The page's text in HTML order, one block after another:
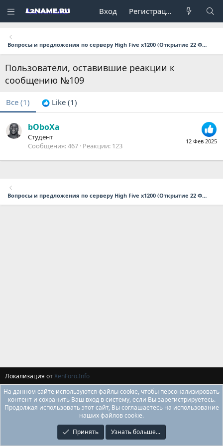
Вход Регистрация
Вопросы и предложения по серверу High Five x1200 (Открытие 22 Февраля в 17:00 мск.)
Пользователи, оставившие реакции к
сообщению №109
Все (1) Like (1)
12 Фев 2025
bOboXa
Студент
Сообщения 467 Реакции 123
Вопросы и предложения по серверу High Five x1200 (Открытие 22 Февраля в 17:00 мск.)
Локализация отXenForo.Info
На данном сайте используются файлы cookie, чтобы персонализировать
контент и сохранить Ваш вход в систему, если Вы зарегистрируетесь.
Продолжая использовать этот сайт, Вы соглашаетесь на использование
наших файлов cookie.
Принять
Узнать больше...